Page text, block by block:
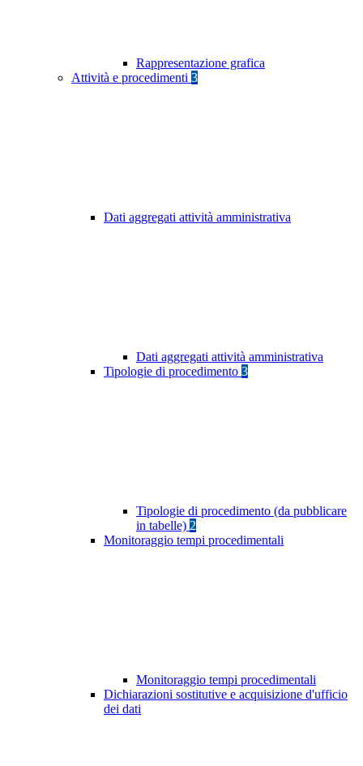
Rappresentazione grafica
Attività e procedimenti 3
Dati aggregati attività amministrativa
Dati aggregati attività amministrativa
Tipologie di procedimento 3
Tipologie di procedimento (da pubblicare
in tabelle) 2
Monitoraggio tempi procedimentali
Monitoraggio tempi procedimentali
Dichiarazioni sostitutive e acquisizione d'ufficio
dei dati